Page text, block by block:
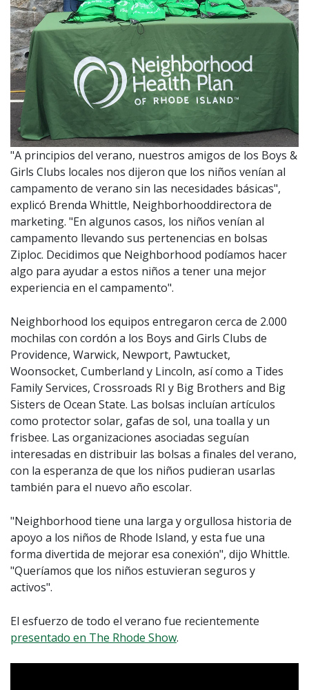
"A principios del verano, nuestros amigos de los Boys &
Girls Clubs locales nos dijeron que los niños venían al
campamento de verano sin las necesidades básicas",
explicó Brenda Whittle, Neighborhooddirectora de
marketing. "En algunos casos, los niños venían al
campamento llevando sus pertenencias en bolsas
Ziploc. Decidimos que Neighborhood podíamos hacer
algo para ayudar a estos niños a tener una mejor
experiencia en el campamento".
Neighborhood los equipos entregaron cerca de 2.000
mochilas con cordón a los Boys and Girls Clubs de
Providence, Warwick, Newport, Pawtucket,
Woonsocket, Cumberland y Lincoln, así como a Tides
Family Services, Crossroads RI y Big Brothers and Big
Sisters de Ocean State. Las bolsas incluían artículos
como protector solar, gafas de sol, una toalla y un
frisbee. Las organizaciones asociadas seguían
interesadas en distribuir las bolsas a finales del verano,
con la esperanza de que los niños pudieran usarlas
también para el nuevo año escolar.
"Neighborhood tiene una larga y orgullosa historia de
apoyo a los niños de Rhode Island, y esta fue una
forma divertida de mejorar esa conexión", dijo Whittle.
"Queríamos que los niños estuvieran seguros y
activos".
El esfuerzo de todo el verano fue recientemente
presentado en The Rhode Show.